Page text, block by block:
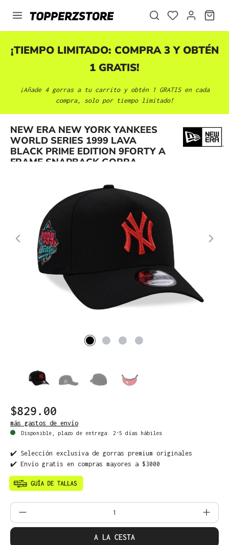
principal
¡TIEMPO LIMITADO: COMPRA 3 Y OBTÉN
1 GRATIS!
¡Añade 4 gorras a tu carrito y obtén 1 GRATIS en cada
compra, solo por tiempo limitado!
NEW ERA NEW YORK YANKEES
WORLD SERIES 1999 LAVA
BLACK PRIME EDITION 9FORTY A
FRAME SNAPBACK GORRA
Omitir galería de imágenes
$829.00
más gastos de envío
Disponible, plazo de entrega: 2-5 días hábiles
✔️ Selección exclusiva de gorras premium originales
✔️ Envío gratis en compras mayores a $3000
Cantidad del producto: introduce la
A LA CESTA